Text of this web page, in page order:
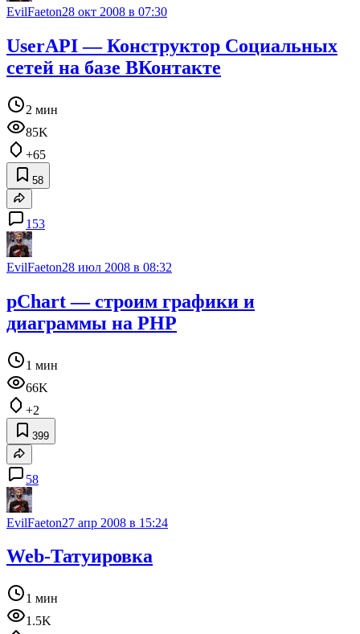
EvilFaeton28 окт 2008 в 07:30
UserAPI — Конструктор Социальных
сетей на базе ВКонтакте
2 мин
85K
+65
58
153
EvilFaeton28 июл 2008 в 08:32
pChart — строим графики и
диаграммы на PHP
1 мин
66K
+2
399
58
EvilFaeton27 апр 2008 в 15:24
Web-Татуировка
1 мин
1.5K